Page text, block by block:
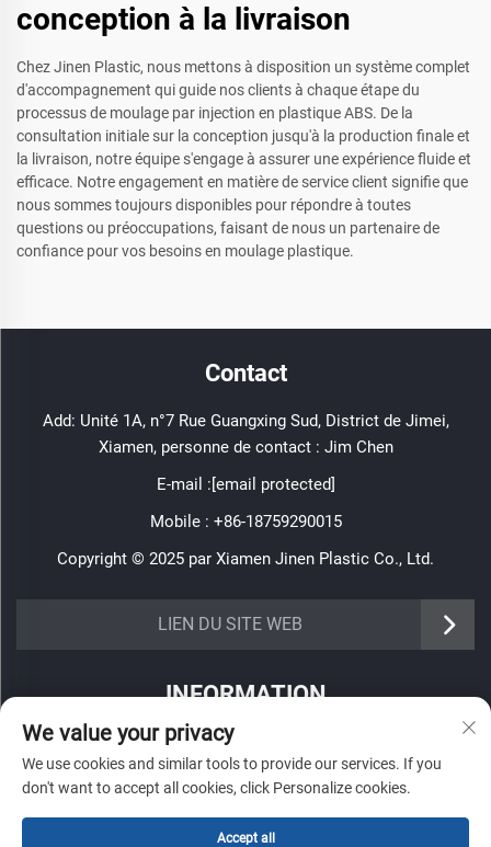
conception à la livraison
Chez Jinen Plastic, nous mettons à disposition un système complet
d'accompagnement qui guide nos clients à chaque étape du
processus de moulage par injection en plastique ABS. De la
consultation initiale sur la conception jusqu'à la production finale et
la livraison, notre équipe s'engage à assurer une expérience fluide et
efficace. Notre engagement en matière de service client signifie que
nous sommes toujours disponibles pour répondre à toutes
questions ou préoccupations, faisant de nous un partenaire de
confiance pour vos besoins en moulage plastique.
Contact
Add: Unité 1A, n°7 Rue Guangxing Sud, District de Jimei,
Xiamen, personne de contact : Jim Chen
E-mail :[email protected]
Mobile : +86-18759290015
Copyright © 2025 par Xiamen Jinen Plastic Co., Ltd.
LIEN DU SITE WEB
https://www.jinenplastic.com/service
https://www.jinenplastic.com/projects
https://www.jinenplastic.com/news
https://www.jinenplastic.com/contact-us
INFORMATION
Inscrivez-vous pour recevoir notre newsletter hebdomadaire
We value your privacy
We use cookies and similar tools to provide our services. If you
don't want to accept all cookies, click Personalize cookies.
Accept all